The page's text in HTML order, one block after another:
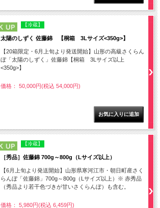
PICK UP
【冷蔵】
太陽のしずく 佐藤錦 【桐箱 3Lサイズ<350g>】
【20箱限定・6月上旬より発送開始】山形の高級さくらん
ぼ「太陽のしずく」佐藤錦【桐箱 3Lサイズ以上
<350g>】
価格： 50,000円(税込 54,000円)
PICK UP
【冷蔵】
［秀品］佐藤錦 700g～800g（Lサイズ以上）
【6月上旬より発送開始】山形県寒河江市・朝日町産さく
らんぼ「佐藤錦」700g～800g（Lサイズ以上）※ 赤秀品
（秀品より若干色づきが甘いさくらんぼ）も含む。
価格： 5,980円(税込 6,459円)